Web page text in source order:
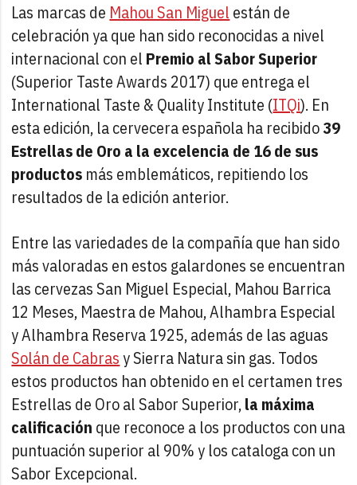
Las marcas de Mahou San Miguel están de
celebración ya que han sido reconocidas a nivel
internacional con el Premio al Sabor Superior
(Superior Taste Awards 2017) que entrega el
International Taste & Quality Institute (ITQi). En
esta edición, la cervecera española ha recibido39
Estrellas de Oro a la excelencia de 16 de sus
productos más emblemáticos, repitiendo los
resultados de la edición anterior.
Entre las variedades de la compañía que han sido
más valoradas en estos galardones se encuentran
las cervezas San Miguel Especial, Mahou Barrica
12 Meses, Maestra de Mahou, Alhambra Especial
y Alhambra Reserva 1925, además de las aguas
Solán de Cabrasy Sierra Natura sin gas. Todos
estos productos han obtenido en el certamen tres
Estrellas de Oro al Sabor Superior,la máxima
calificación que reconoce a los productos con una
puntuación superior al 90% y los cataloga con un
Sabor Excepcional.